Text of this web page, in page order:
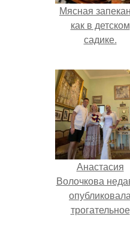
Мясная
как в детском
садике.
Анастасия
Волочкова
трогательное